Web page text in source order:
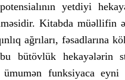
yetdiyi
Kitabda müəllifin
ağrıları, fəsadlarına
bütövlük hekayələrin
ümumən funksiyaca